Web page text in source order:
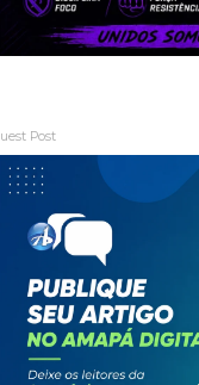
Post